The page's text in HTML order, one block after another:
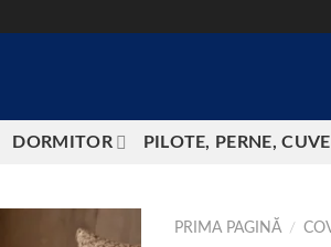
DORMITOR PILOTE, PERNE,
PRIMA PAGINĂ /